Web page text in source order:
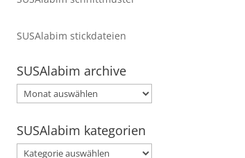
SUSAlabim stickdateien
SUSAlabim archive
SUSAlabim
archive
SUSAlabim kategorien
SUSAlabim